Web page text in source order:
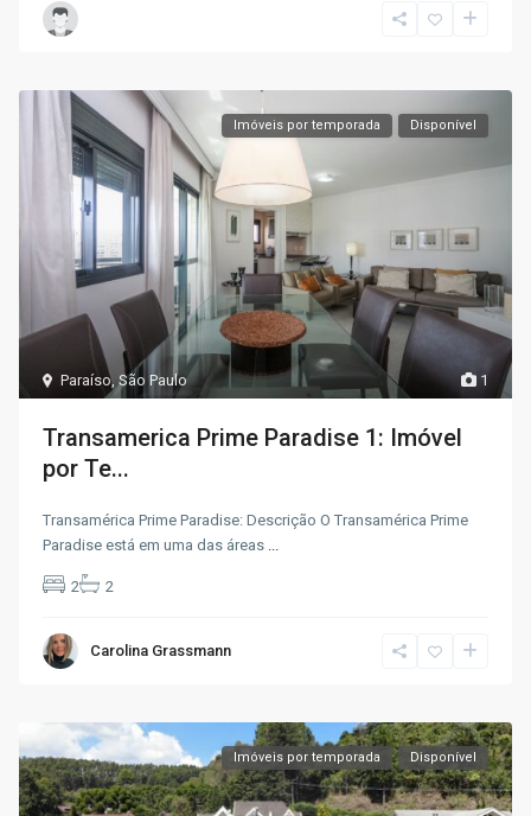
1
Paraíso,São Paulo
Imóveis por temporada Disponível
Transamerica Prime Paradise 1: Imóvel
por Te...
Transamérica Prime Paradise: Descrição O Transamérica Prime
Paradise está em uma das áreas
2 2
Carolina Grassmann
Imóveis por temporada Disponível